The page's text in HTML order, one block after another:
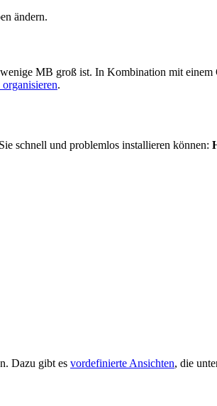
ändern.
MB groß ist. In Kombination mit
.
schnell und problemlos installieren können:
Dazu gibt es vordefinierte Ansichten, die